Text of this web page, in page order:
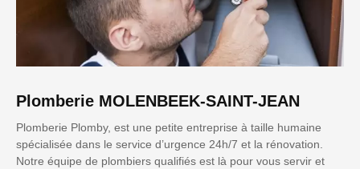
Plomberie MOLENBEEK-SAINT-JEAN
Plomberie Plomby, est une petite entreprise à taille humaine
spécialisée dans le service d’urgence 24h/7 et la rénovation.
Notre équipe de plombiers qualifiés est là pour vous servir et